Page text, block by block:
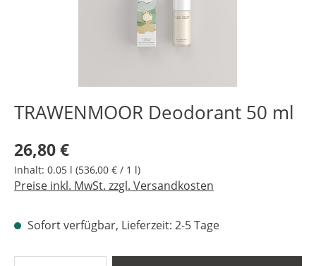
TRAWENMOOR Deodorant 50 ml
Regulärer Preis:
26,80 €
Inhalt: 0.05 l (536,00 € / 1 l)
Preise inkl. MwSt. zzgl. Versandkosten
Sofort verfügbar, Lieferzeit: 2-5 Tage